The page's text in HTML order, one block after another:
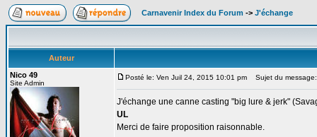
Carnavenir Index du Forum -> J'échange
Auteur
Nico 49
Site Admin
Posté le: Ven Juil 24, 2015 10:01 pm Sujet du
J'échange une canne casting "big lure & jerk"
UL
Merci de faire proposition raisonnable.